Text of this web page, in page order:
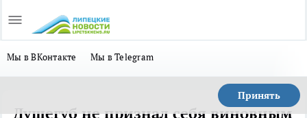
Мы в ВКонтакте Мы в Telegram
Принять
Душегуб не признал себя виновным